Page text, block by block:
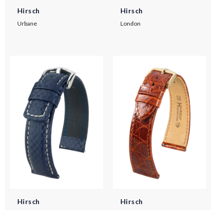
Hirsch
Urbane
Hirsch
London
Hirsch Hirsch